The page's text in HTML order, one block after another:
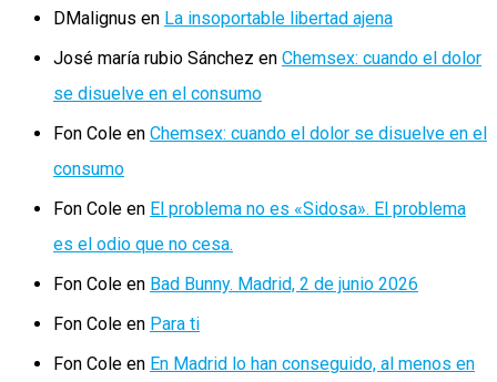
DMalignus en La insoportable libertad ajena
José maría rubio Sánchez en Chemsex: cuando el dolor
se disuelve en el consumo
Fon Cole en Chemsex: cuando el dolor se disuelve en el
consumo
Fon Cole en El problema no es «Sidosa». El problema
es el odio que no cesa.
Fon Cole en Bad Bunny. Madrid, 2 de junio 2026
Fon Cole en Para ti
Fon Cole en En Madrid lo han conseguido, al menos en